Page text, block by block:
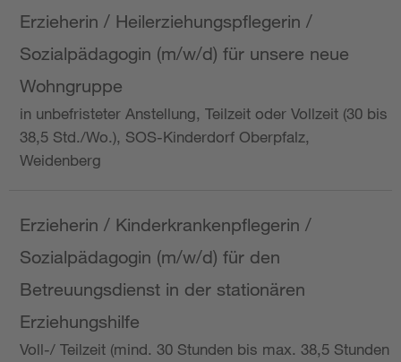
Erzieherin / Heilerziehungspflegerin /
Sozialpädagogin (m/w/d) für unsere neue
Wohngruppe
in unbefristeter Anstellung, Teilzeit oder Vollzeit (30 bis
38,5 Std./Wo.), SOS-Kinderdorf Oberpfalz,
Weidenberg
Erzieherin / Kinderkrankenpflegerin /
Sozialpädagogin (m/w/d) für den
Betreuungsdienst in der stationären
Erziehungshilfe
Voll-/ Teilzeit (mind. 30 Stunden bis max. 38,5 Stunden